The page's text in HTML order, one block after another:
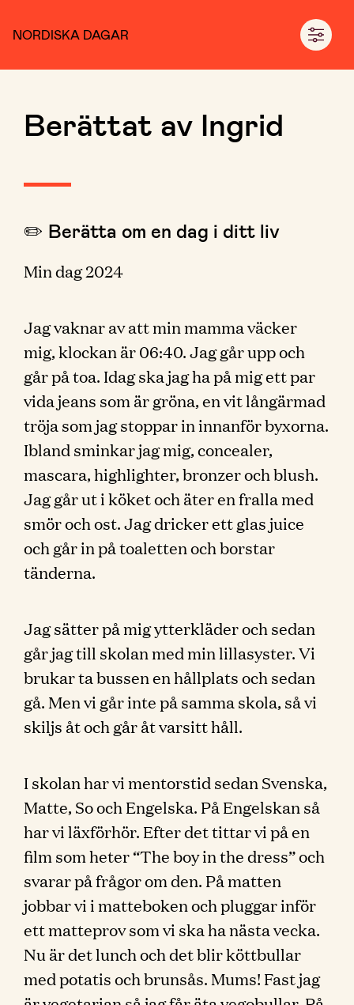
NORDISKA DAGAR
Berättat av Ingrid
✏️ Berätta om en dag i ditt liv
Min dag 2024
Jag vaknar av att min mamma väcker
mig, klockan är 06:40. Jag går upp och
går på toa. Idag ska jag ha på mig ett par
vida jeans som är gröna, en vit långärmad
tröja som jag stoppar in innanför byxorna.
Ibland sminkar jag mig, concealer,
mascara, highlighter, bronzer och blush.
Jag går ut i köket och äter en fralla med
smör och ost. Jag dricker ett glas juice
och går in på toaletten och borstar
tänderna.
Jag sätter på mig ytterkläder och sedan
går jag till skolan med min lillasyster. Vi
brukar ta bussen en hållplats och sedan
gå. Men vi går inte på samma skola, så vi
skiljs åt och går åt varsitt håll.
I skolan har vi mentorstid sedan Svenska,
Matte, So och Engelska. På Engelskan så
har vi läxförhör. Efter det tittar vi på en
film som heter “The boy in the dress” och
svarar på frågor om den. På matten
jobbar vi i matteboken och pluggar inför
ett matteprov som vi ska ha nästa vecka.
Nu är det lunch och det blir köttbullar
med potatis och brunsås. Mums! Fast jag